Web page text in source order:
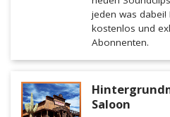
jeden was dabei!
kostenlos und
Abonnenten.
Saloon